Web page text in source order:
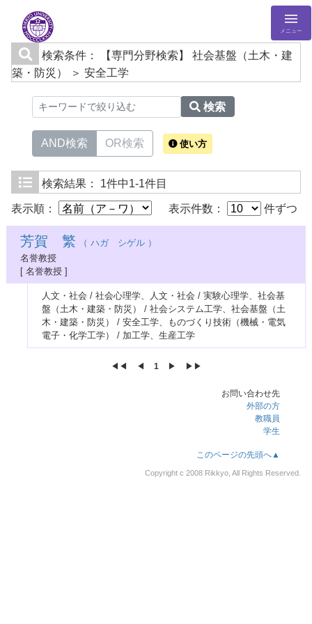
メニュー
検索条件：
【専門分野検索】 社会基盤（土木・建
築・防災） ＞ 安全工学
検索
AND検索 OR検索 使い方
検索結果： 1件中1-1件目
表示順： 表示件数： 件ずつ
芳賀 繁 （ ハガ シゲル ）
名誉教授
[ 名誉教授 ]
人文・社会 / 社会心理学、人文・社会 / 実験心理学、社会基
盤（土木・建築・防災） / 社会システム工学、社会基盤（土
木・建築・防災） / 安全工学、ものづくり技術（機械・電気
電子・化学工学） / 加工学、生産工学
◀◀︎ ◀︎ 1 ▶︎ ▶▶︎
お問い合わせ先
外部の方
教職員
学生
このページの先頭へ▲
Copyright c 2008 Rikkyo, All Rights Reserved.